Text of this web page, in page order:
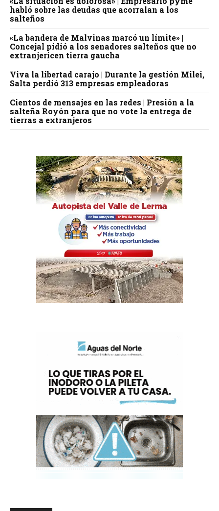
habló sobre las deudas que acorralan a los
salteños
«La bandera de Malvinas marcó un límite» |
Concejal pidió a los senadores salteños que no
extranjericen tierra gaucha
Viva la libertad carajo | Durante la gestión Milei,
Salta perdió 313 empresas empleadoras
Cientos de mensajes en las redes | Presión a la
salteña Royón para que no vote la entrega de
tierras a extranjeros